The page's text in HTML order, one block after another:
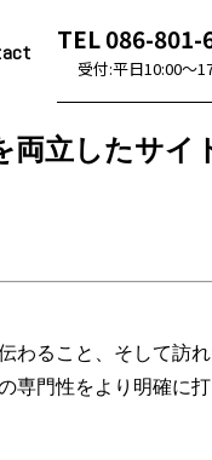
TEL 086-801-
受付:平日10:00〜
両立したサイ
ること、そして訪
門性をより明確に